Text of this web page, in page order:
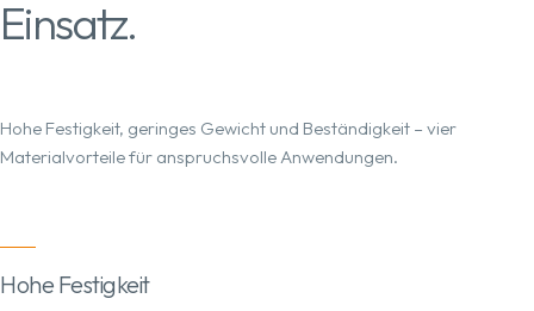
Einsatz.
Hohe Festigkeit, geringes Gewicht und Beständigkeit – vier
Materialvorteile für anspruchsvolle Anwendungen.
Hohe Festigkeit